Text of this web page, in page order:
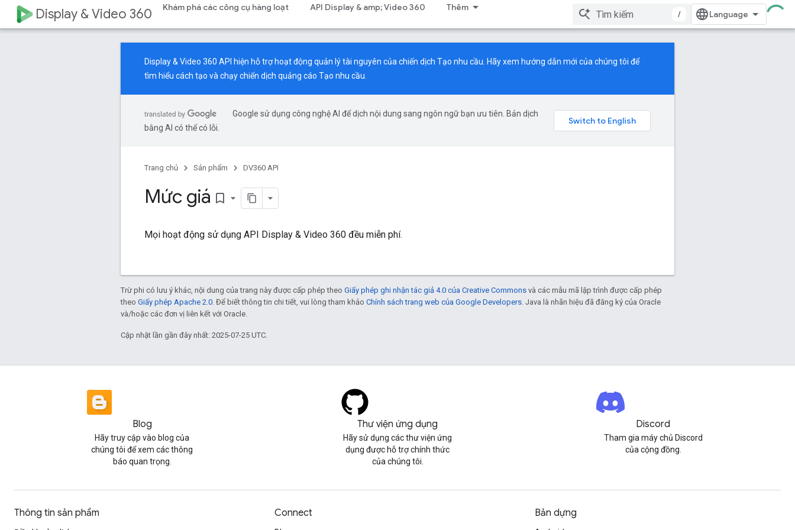
Display & Video 360 Khám phá các công cụ hàng loạt API Display & amp; Video 360 Thêm
/
Display & Video 360 API hiện hỗ trợ hoạt động quản lý tài nguyên của chiến dịch Tạo nhu cầu. Hãy xem hướng dẫn mới của chúng tôi để
tìm hiểu cách tạo và chạy chiến dịch quảng cáo Tạo nhu cầu.
Google sử dụng công nghệ AI để dịch nội dung sang ngôn ngữ bạn ưu tiên. Bản dịch
bằng AI có thể có lỗi.
Trang chủ Sản phẩm DV360 API
Mức giá bookmark_border
Mọi hoạt động sử dụng API Display & Video 360 đều miễn phí.
Trừ phi có lưu ý khác, nội dung của trang này được cấp phép theo Giấy phép ghi nhận tác giả 4.0 của Creative Commons và các mẫu mã lập trình được cấp phép
theo Giấy phép Apache 2.0 . Để biết thông tin chi tiết, vui lòng tham khảo Chính sách trang web của Google Developers . Java là nhãn hiệu đã đăng ký của Oracle
và/hoặc các đơn vị liên kết với Oracle.
Cập nhật lần gần đây nhất: 2025-07-25 UTC.
Blog
Hãy truy cập vào blog của
chúng tôi để xem các thông
báo quan trọng.
Thư viện ứng dụng
Hãy sử dụng các thư viện ứng
dụng được hỗ trợ chính thức
của chúng tôi.
Discord
Tham gia máy chủ Discord
của cộng đồng.
Thông tin sản phẩm Connect Bản dựng